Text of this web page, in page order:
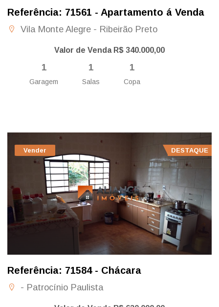
Referência: 71561 - Apartamento á Venda
Vila Monte Alegre - Ribeirão Preto
Valor de Venda R$ 340.000,00
1
Garagem
1
Salas
1
Copa
Vender DESTAQUE
Referência: 71584 - Chácara
- Patrocínio Paulista